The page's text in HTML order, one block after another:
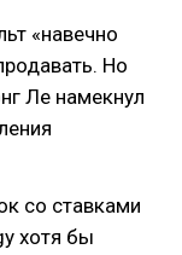
«навечно
Но
Ле намекнул
со ставками
хотя бы